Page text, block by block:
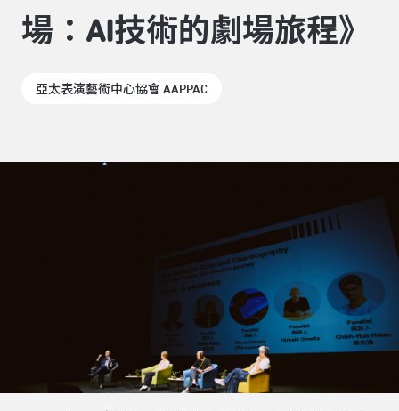
場：AI技術的劇場旅程》
亞太表演藝術中心協會 AAPPAC